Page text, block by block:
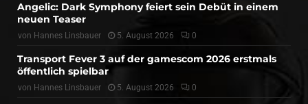
Angelic: Dark Symphony feiert sein Debüt in einem
neuen Teaser
von Hannes Linsbauer 5. August 2026 0
Transport Fever 3 auf der gamescom 2026 erstmals
öffentlich spielbar
von Hannes Linsbauer 5. August 2026 0